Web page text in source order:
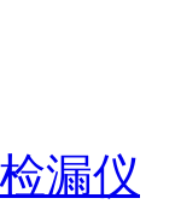
漏仪